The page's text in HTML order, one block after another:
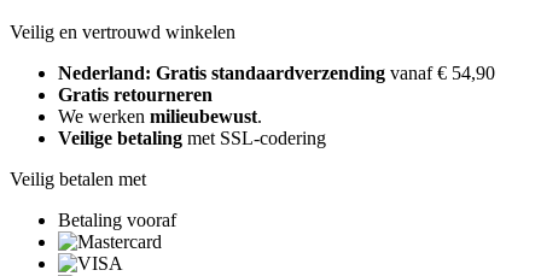
Veilig en vertrouwd winkelen
Nederland: Gratis standaardverzending vanaf € 54,90
Gratis retourneren
We werken milieubewust.
Veilige betaling met SSL-codering
Veilig betalen met
Betaling vooraf